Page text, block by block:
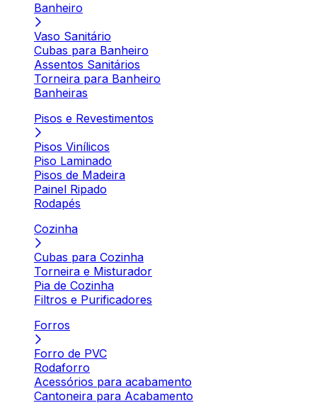
Banheiro
Vaso Sanitário
Cubas para Banheiro
Assentos Sanitários
Torneira para Banheiro
Banheiras
Pisos e Revestimentos
Pisos Vinílicos
Piso Laminado
Pisos de Madeira
Painel Ripado
Rodapés
Cozinha
Cubas para Cozinha
Torneira e Misturador
Pia de Cozinha
Filtros e Purificadores
Forros
Forro de PVC
Rodaforro
Acessórios para acabamento
Cantoneira para Acabamento